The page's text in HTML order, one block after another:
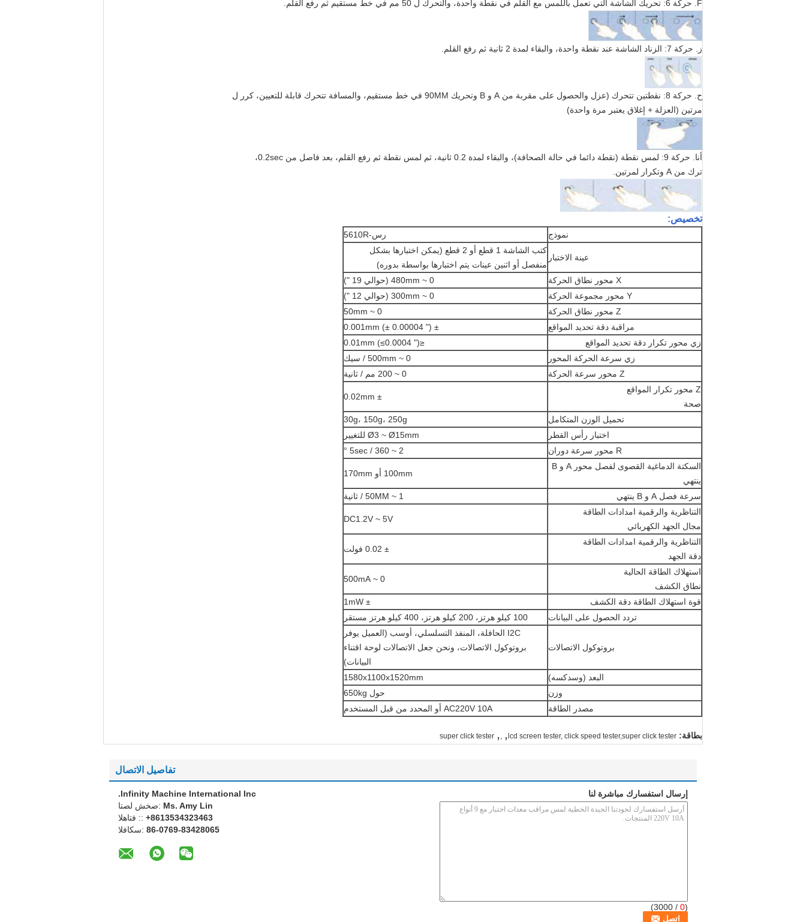
F. حركة 6: تحريك الشاشة التي تعمل باللمس مع القلم في نقطة واحدة، والتحرك ل 50 مم في خط مستقيم ثم رفع القلم.
ز. حركة 7: الزناد الشاشة عند نقطة واحدة، والبقاء لمدة 2 ثانية ثم رفع القلم.
ح. حركة 8: نقطتين تتحرك (عزل والحصول على مقربة من A و B وتحريك 90MM في خط مستقيم، والمسافة تتحرك قابلة للتعيين، كرر ل
مرتين (العزلة + إغلاق يعتبر مرة واحدة)
أنا. حركة 9: لمس نقطة (نقطة دائما في حالة الصحافة)، والبقاء لمدة 0.2 ثانية، ثم لمس نقطة ثم رفع القلم، بعد فاصل من 0.2sec،
ترك من A وتكرار لمرتين.
تخصيص:
نموذج رس-5610R
عينة الاختبار
كتب الشاشة 1 قطع أو 2 قطع (يمكن اختبارها بشكل
منفصل أو اثنين عينات يتم اختبارها بواسطة بدوره)
X محور نطاق الحركة
0 ~ 480mm (حوالي 19 ")
Y محور مجموعة الحركة
0 ~ 300mm (حوالي 12 ")
Z محور نطاق الحركة
0 ~ 50mm
مراقبة دقة تحديد المواقع
± 0.001mm (± 0.00004 ")
زي محور تكرار دقة تحديد المواقع
≤0.01mm (≤0.0004 ")
زي سرعة الحركة المحور
0 ~ 500mm / سيك
Z محور سرعة الحركة
0 ~ 200 مم / ثانية
Z محور تكرار المواقع
صحة
± 0.02mm
تحميل الوزن المتكامل
30g، 150g، 250g
اختبار رأس القطر
Ø3 ~ Ø15mm للتغيير
R محور سرعة دوران
2 ~ 5sec / 360 °
السكتة الدماغية القصوى لفصل محور A و B
ينتهي
100mm أو 170mm
سرعة فصل A و B ينتهي
1 ~ 50MM / ثانية
التناظرية والرقمية امدادات الطاقة
مجال الجهد الكهربائي
DC1.2V ~ 5V
التناظرية والرقمية امدادات الطاقة
دقة الجهد
± 0.02 فولت
استهلاك الطاقة الحالية
نطاق الكشف
0 ~ 500mA
قوة استهلاك الطاقة دقة الكشف
± 1mW
تردد الحصول على البيانات
100 كيلو هرتز، 200 كيلو هرتز، 400 كيلو هرتز مستقر
بروتوكول الاتصالات
I2C الحافلة، المنفذ التسلسلي، أوسب (العميل يوفر
بروتوكول الاتصالات، ونحن جعل الاتصالات لوحة اقتناء
البيانات)
البعد (وسدكسه)
1580x1100x1520mm
وزن
حول 650kg
مصدر الطاقة
AC220V 10A أو المحدد من قبل المستخدم
بطاقة: lcd screen tester, click speed tester,super click tester
,
,
,
super click tester
تفاصيل الاتصال
Infinity Machine International Inc.
اتصل شخص: Ms. Amy Lin
الهاتف :: +8613534323463
الفاكس: 86-0769-83428065
إرسال استفسارك مباشرة لنا
(
0
/ 3000)